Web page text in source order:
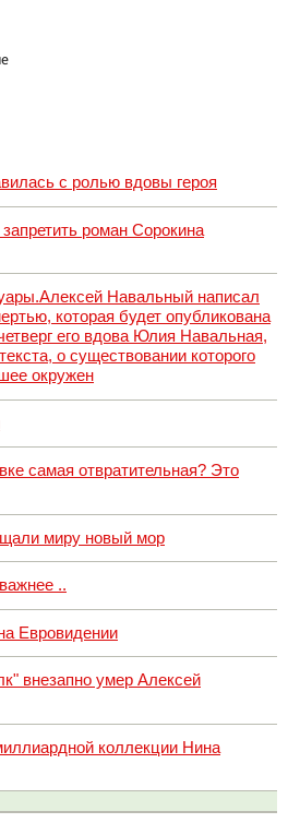
с ролью вдовы героя
роман Сорокина
Навальный написал
которая будет опубликована
его вдова Юлия Навальная,
о существовании которого
окружен
самая отвратительная? Это
миру новый мор
..
Евровидении
внезапно умер Алексей
коллекции Нина